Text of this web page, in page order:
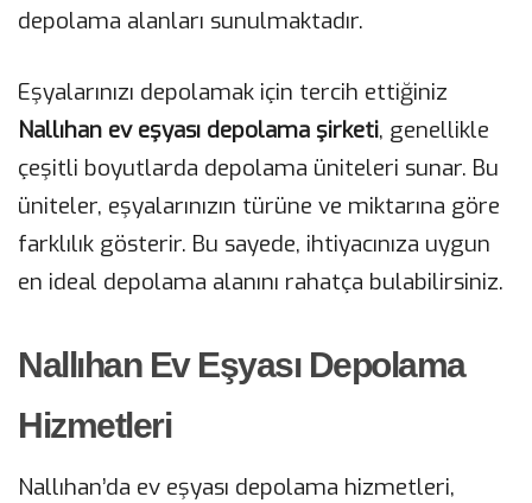
depolama alanları sunulmaktadır.
Eşyalarınızı depolamak için tercih ettiğiniz
Nallıhan ev eşyası depolama şirketi, genellikle
çeşitli boyutlarda depolama üniteleri sunar. Bu
üniteler, eşyalarınızın türüne ve miktarına göre
farklılık gösterir. Bu sayede, ihtiyacınıza uygun
en ideal depolama alanını rahatça bulabilirsiniz.
Nallıhan Ev Eşyası Depolama
Hizmetleri
Nallıhan’da ev eşyası depolama hizmetleri,